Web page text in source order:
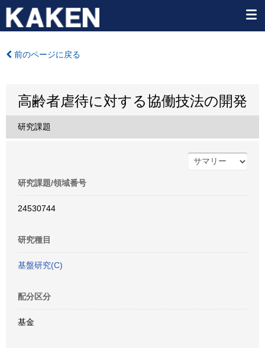
前のページに戻る
高齢者虐待に対する協働技法の開発
研究課題
研究課題/領域番号
24530744
研究種目
基盤研究(C)
配分区分
基金